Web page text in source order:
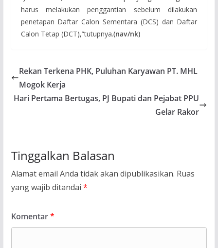
harus melakukan penggantian sebelum dilakukan
penetapan Daftar Calon Sementara (DCS) dan Daftar
Calon Tetap (DCT),”tutupnya.(nav/nk)
Rekan Terkena PHK, Puluhan Karyawan PT. MHL
Mogok Kerja
Hari Pertama Bertugas, PJ Bupati dan Pejabat PPU
Gelar Rakor
Tinggalkan Balasan
Alamat email Anda tidak akan dipublikasikan. Ruas
yang wajib ditandai *
Komentar*